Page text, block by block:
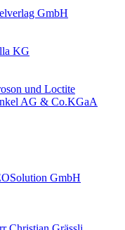
GmbH
KG
und Loctite
AG & Co.KGaA
GmbH